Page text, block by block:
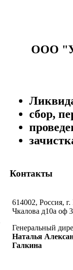
ООО
сбор,
Контакты
614002, Россия,
Чкалова д10а оф 3
Генеральный
Наталья
Галкина